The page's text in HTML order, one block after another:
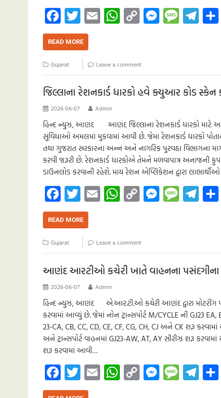
Fa
ce
b
o
o
k
T
wi
tt
er
E
m
W
h
s
A
p
C
o
y
Li
nk
M
es
g
er
M
es
e
Te
le
m
READ MORE
Gujarat Leave a comment
જિલ્લાના રેશનકાર્ડ ધારકો હવે ક્યુઆર કોડ
2026-06-07 Admin
હિન્દ ન્યુઝ, આણંદ આણંદ જિલ્લાના રેશનકાર્ડ ધારકો માટે
સુવિધાઓ અમલમાં મુકવામાં આવી છે. જેમા રેશનકાર્ડ ધારકો
તથા ગુજરાત સરકારના અન્ન અને નાગરિક પુરવઠા વિભાગના
કરવી જરૂરી છે. રેશનકાર્ડ ધારકોએ તેમને મળવાપાત્ર અનાજની
ડાઉનલોડ કરવાની રહેશે. માય રેશન એપ્લિકેશન દ્વારા
Fa
ce
b
o
o
k
T
wi
tt
er
E
m
W
h
s
A
p
C
o
y
Li
nk
M
es
g
er
M
es
e
Te
le
m
READ MORE
Gujarat Leave a comment
આણંદ આરટીઓ કચેરી ખાતે વાહનના
2026-06-07 Admin
હિન્દ ન્યુઝ, આણંદ એ.આર.ટી.ઓ કચેરી આણંદ દ્વારા મોટરીંગ
કરવામાં આવ્યું છે. જેમાં નોન ટ્રાન્સપોર્ટ M/CYCLE ની GJ23 EA,
23-CA, CB, CC, CD, CE, CF, CG, CH, CJ અને CK શરૂ
અને ટ્રાન્સપોર્ટ વાહનમાં GJ23-AW, AT, AY સીરીઝ શરૂ
શરૂ કરવામાં આવી…
Fa
ce
T
wi
E
m
W
h
C
o
M
es
M
es
Te
le